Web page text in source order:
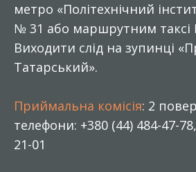
метро «Політехнічний
№ 31 або маршрутним таксі
Виходити слід на зупинці
Татарський».
Приймальна комісія: 2
телефони: +380 (44) 484-47-
21-01